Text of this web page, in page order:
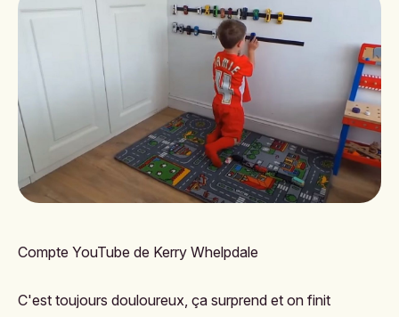
Compte YouTube de Kerry Whelpdale
C'est toujours douloureux, ça surprend et on finit